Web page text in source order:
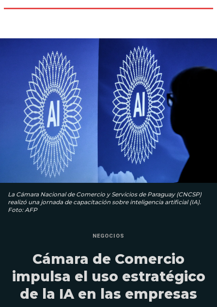
La Cámara Nacional de Comercio y Servicios de Paraguay (CNCSP)
realizó una jornada de capacitación sobre inteligencia artificial (IA).
Foto: AFP
NEGOCIOS
Cámara de Comercio
impulsa el uso estratégico
de la IA en las empresas